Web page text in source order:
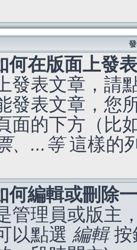
何在版面上發
發表文章，請
發表文章，您
面的下方（比
、...等這樣的
何編輯或刪除
管理員或版主
以點選 編輯按